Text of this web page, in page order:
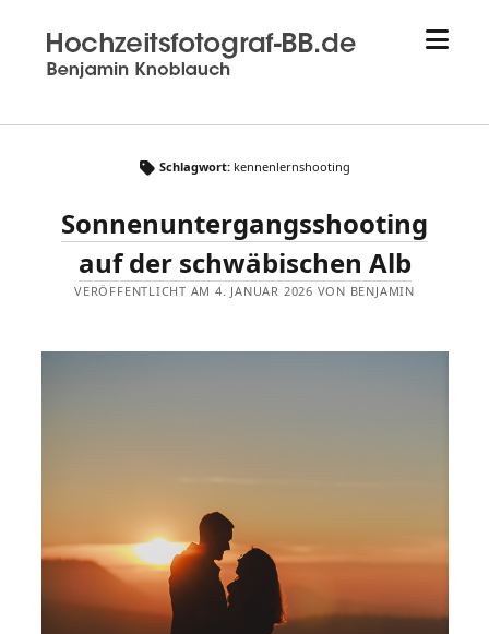
Hochzeitsfotograf
aus
Benjamin
Knoblauch
Menü
Schlagwort: kennenlernshooting
Sonnenuntergangsshooting
auf der schwäbischen Alb
VERÖFFENTLICHT AM 4. JANUAR 2026 VON BENJAMIN